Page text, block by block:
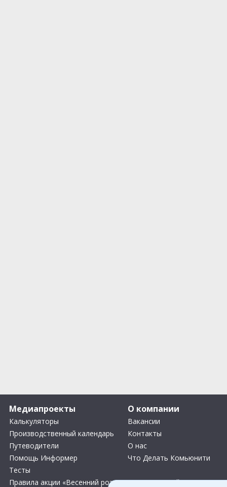
Медиапроекты
Калькуляторы
Производственный календарь
Путеводители
Помощь Информер
Тесты
Правила акции «Весенний розыгрыш Апрель-Май»
О компании
Вакансии
Контакты
О нас
Что Делать Комьюнити